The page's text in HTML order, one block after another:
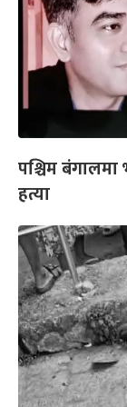
पश्चिम
हत्या